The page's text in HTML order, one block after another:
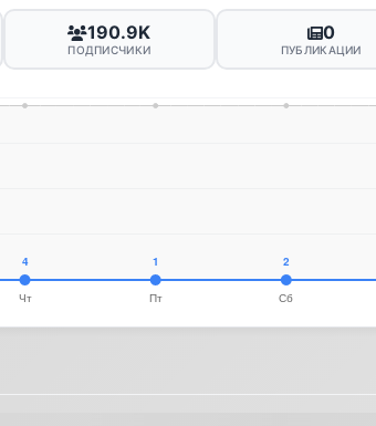
190.9K
ПОДПИСЧИКИ
0
ПУБЛИКАЦИИ